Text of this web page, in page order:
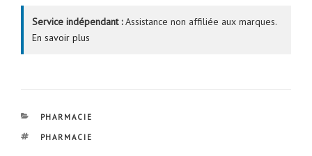
Service indépendant :Assistance non affiliée aux marques.
En savoir plus
CATÉGORIES
PHARMACIE
ÉTIQUETTES
PHARMACIE